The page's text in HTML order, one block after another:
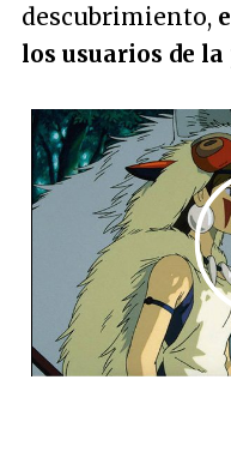
descubrimiento,
los usuarios de